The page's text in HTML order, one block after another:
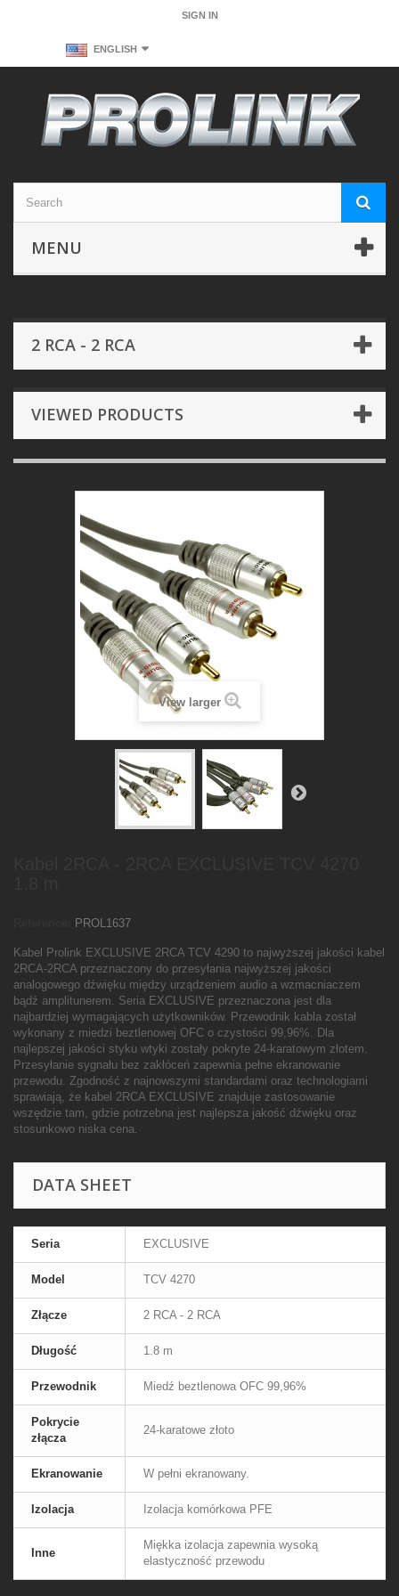
SIGN IN
ENGLISH
MENU
2 RCA - 2 RCA
VIEWED PRODUCTS
View larger
PROL1637
Kabel Prolink EXCLUSIVE 2RCA TCV 4290 to najwyższej jakości kabel
2RCA-2RCA przeznaczony do przesyłania najwyższej jakości
analogowego dźwięku między urządzeniem audio a wzmacniaczem
bądź amplitunerem. Seria EXCLUSIVE przeznaczona jest dla
najbardziej wymagających użytkowników. Przewodnik kabla został
wykonany z miedzi beztlenowej OFC o czystości 99,96%. Dla
najlepszej jakości styku wtyki zostały pokryte 24-karatowym złotem.
Przesyłanie sygnału bez zakłóceń zapewnia pełne ekranowanie
przewodu. Zgodność z najnowszymi standardami oraz technologiami
sprawiają, że kabel 2RCA EXCLUSIVE znajduje zastosowanie
wszędzie tam, gdzie potrzebna jest najlepsza jakość dźwięku oraz
stosunkowo niska cena.
DATA SHEET
Seria EXCLUSIVE
Model TCV 4270
Złącze 2 RCA - 2 RCA
Długość 1.8 m
Przewodnik Miedź beztlenowa OFC 99,96%
Pokrycie
złącza
24-karatowe złoto
Ekranowanie W pełni ekranowany.
Izolacja Izolacja komórkowa PFE
Inne
Miękka izolacja zapewnia wysoką
elastyczność przewodu